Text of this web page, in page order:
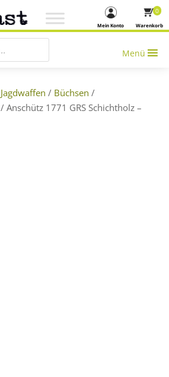
Warenkorb
0
Mein Konto
Menü
Jagdwaffen / Büchsen /
/ Anschütz 1771 GRS Schichtholz –